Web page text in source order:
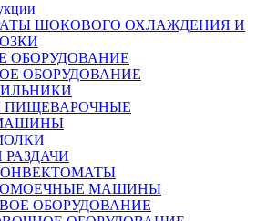
ШОКОВОГО ОХЛАЖДЕНИЯ И
ОБОРУДОВАНИЕ
ОБОРУДОВАНИЕ
ПИЩЕВАРОЧНЫЕ
МАШИНЫ
ОБОРУДОВАНИЕ